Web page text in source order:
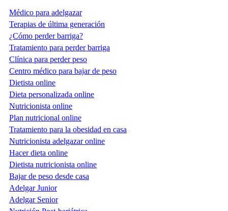
Médico para adelgazar
Terapias de última generación
¿Cómo perder barriga?
Tratamiento para perder barriga
Clínica para perder peso
Centro médico para bajar de peso
Dietista online
Dieta personalizada online
Nutricionista online
Plan nutricional online
Tratamiento para la obesidad en casa
Nutricionista adelgazar online
Hacer dieta online
Dietista nutricionista online
Bajar de peso desde casa
Adelgar Junior
Adelgar Senior